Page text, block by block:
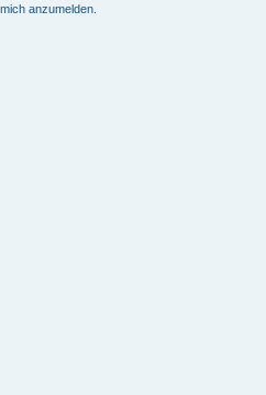
anzumelden.